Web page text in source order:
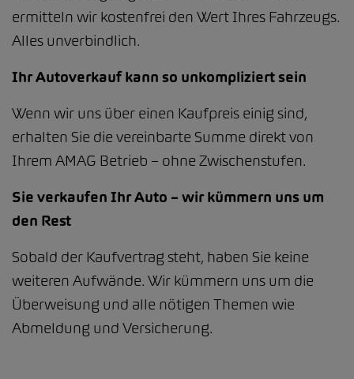
ermitteln wir kostenfrei den Wert Ihres Fahrzeugs.
Alles unverbindlich.
Ihr Autoverkauf kann so unkompliziert sein
Wenn wir uns über einen Kaufpreis einig sind,
erhalten Sie die vereinbarte Summe direkt von
Ihrem AMAG Betrieb – ohne Zwischenstufen.
Sie verkaufen Ihr Auto – wir kümmern uns um
den Rest
Sobald der Kaufvertrag steht, haben Sie keine
weiteren Aufwände. Wir kümmern uns um die
Überweisung und alle nötigen Themen wie
Abmeldung und Versicherung.